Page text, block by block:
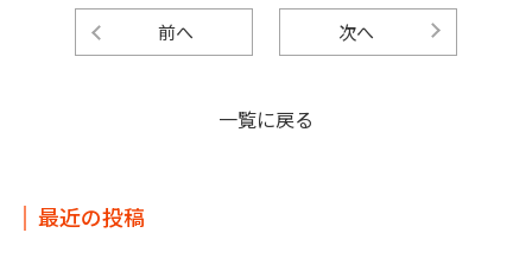
前へ 次へ
一覧に戻る
最近の投稿